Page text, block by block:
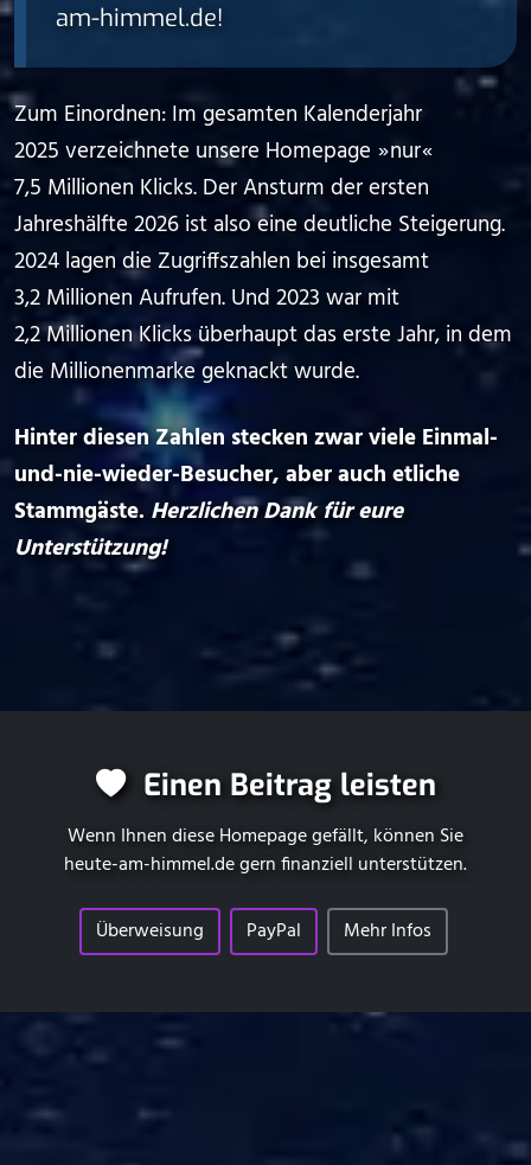
am-himmel.de!
Zum Einordnen: Im gesamten Kalenderjahr
2025 verzeichnete unsere Homepage ⁠ ⁠»⁠ ⁠nur⁠ ⁠«⁠ ⁠
7,5 Millionen Klicks. Der Ansturm der ersten
Jahreshälfte 2026 ist also eine deutliche Steigerung.
2024 lagen die Zugriffszahlen bei insgesamt
3,2 Millionen Aufrufen. Und 2023 war mit
2,2 Millionen Klicks überhaupt das erste Jahr, in dem
die Millionenmarke geknackt wurde.
Hinter diesen Zahlen stecken zwar viele Einmal-
und-nie-wieder-Besucher, aber auch etliche
Stammgäste. Herzlichen Dank für eure
Unterstützung!
Einen Beitrag leisten
Wenn Ihnen diese Homepage gefällt, können Sie
heute-am-himmel.degern finanziell unterstützen.
Überweisung PayPal Mehr Infos